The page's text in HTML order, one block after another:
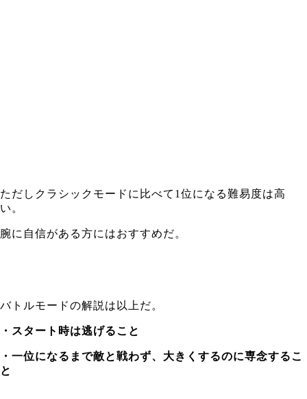
ただしクラシックモードに比べて1位になる難易度は高
い。
腕に自信がある方にはおすすめだ。
バトルモードの解説は以上だ。
・スタート時は逃げること
・一位になるまで敵と戦わず、大きくするのに専念するこ
と